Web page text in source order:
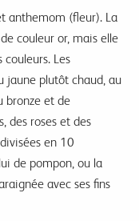
anthemom (fleur). La
couleur or, mais elle
couleurs. Les
jaune plutôt chaud, au
bronze et de
des roses et des
en 10
de pompon, ou la
avec ses fins